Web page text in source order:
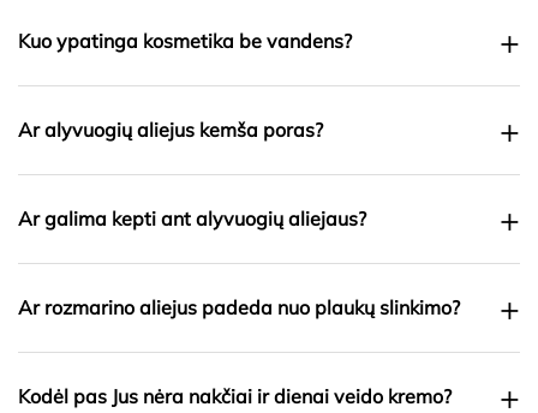
Kuo ypatinga kosmetika be vandens? +
Ar alyvuogių aliejus kemša poras? +
Ar galima kepti ant alyvuogių aliejaus? +
Ar rozmarino aliejus padeda nuo plaukų slinkimo? +
Kodėl pas Jus nėra nakčiai ir dienai veido kremo? +